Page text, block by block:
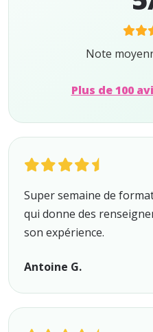
Note
Plus de 100
Super semaine de
qui donne des
son expérience.
Antoine G.